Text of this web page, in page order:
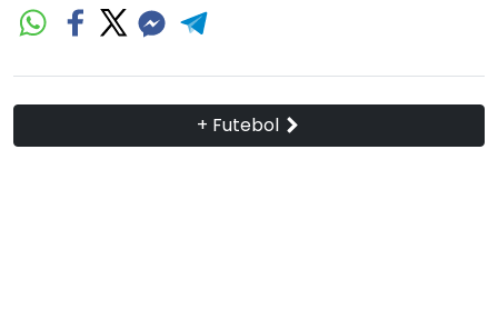
+ Futebol